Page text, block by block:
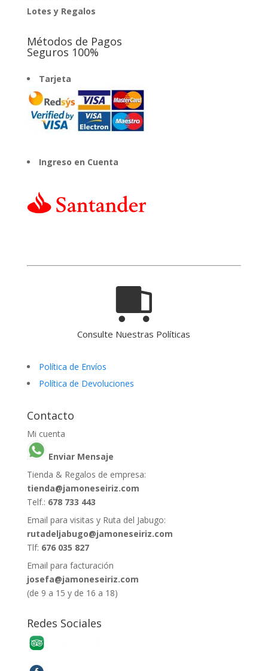
Lotes y Regalos
Métodos de Pagos
Seguros 100%
Tarjeta
Ingreso en Cuenta
Consulte Nuestras Políticas
Política de Envíos
Política de Devoluciones
Contacto
Mi cuenta
Enviar Mensaje
Tienda & Regalos de empresa:
tienda@jamoneseiriz.com
Telf.: 678 733 443
Email para visitas y Ruta del Jabugo:
rutadeljabugo@jamoneseiriz.com
Tlf: 676 035 827
Email para facturación
josefa@jamoneseiriz.com
(de 9 a 15 y de 16 a 18)
Redes Sociales